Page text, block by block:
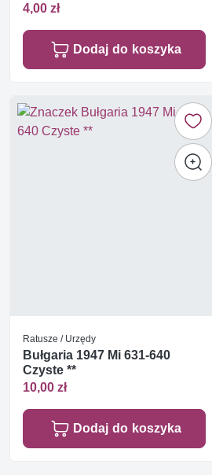
4,00 zł
Dodaj do koszyka
Ratusze / Urzędy
Bułgaria 1947 Mi 631-640
Czyste **
10,00 zł
Dodaj do koszyka